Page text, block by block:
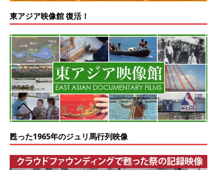
東アジア映像館 復活！
甦った1965年のジュリ馬行列映像